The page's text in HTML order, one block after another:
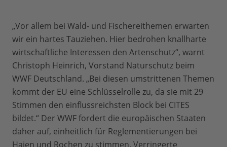
„Vor allem bei Wald- und Fischereithemen erwarten
wir ein hartes Tauziehen. Hier bedrohen knallharte
wirtschaftliche Interessen den Artenschutz“, warnt
Christoph Heinrich, Vorstand Naturschutz beim
WWF Deutschland. „Bei diesen umstrittenen Themen
kommt der EU eine Schlüsselrolle zu, da sie mit 29
Stimmen den einflussreichsten Block bei CITES
bildet.“ Der WWF fordert die europäischen Staaten
daher auf, einheitlich für Reglementierungen bei
Haien und Rochen zu stimmen. Verringerte